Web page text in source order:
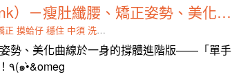
單手側撐體（Side Plank）－瘦肚纖腰、矯正姿勢、美化體態，一次完成！
正 摸蛤仔 穩住 中須 洗褲
勢、美化曲線於一身的撐體進階版——「單手
側撐體」（Side Plank）來也！٩(๑•̀&omeg